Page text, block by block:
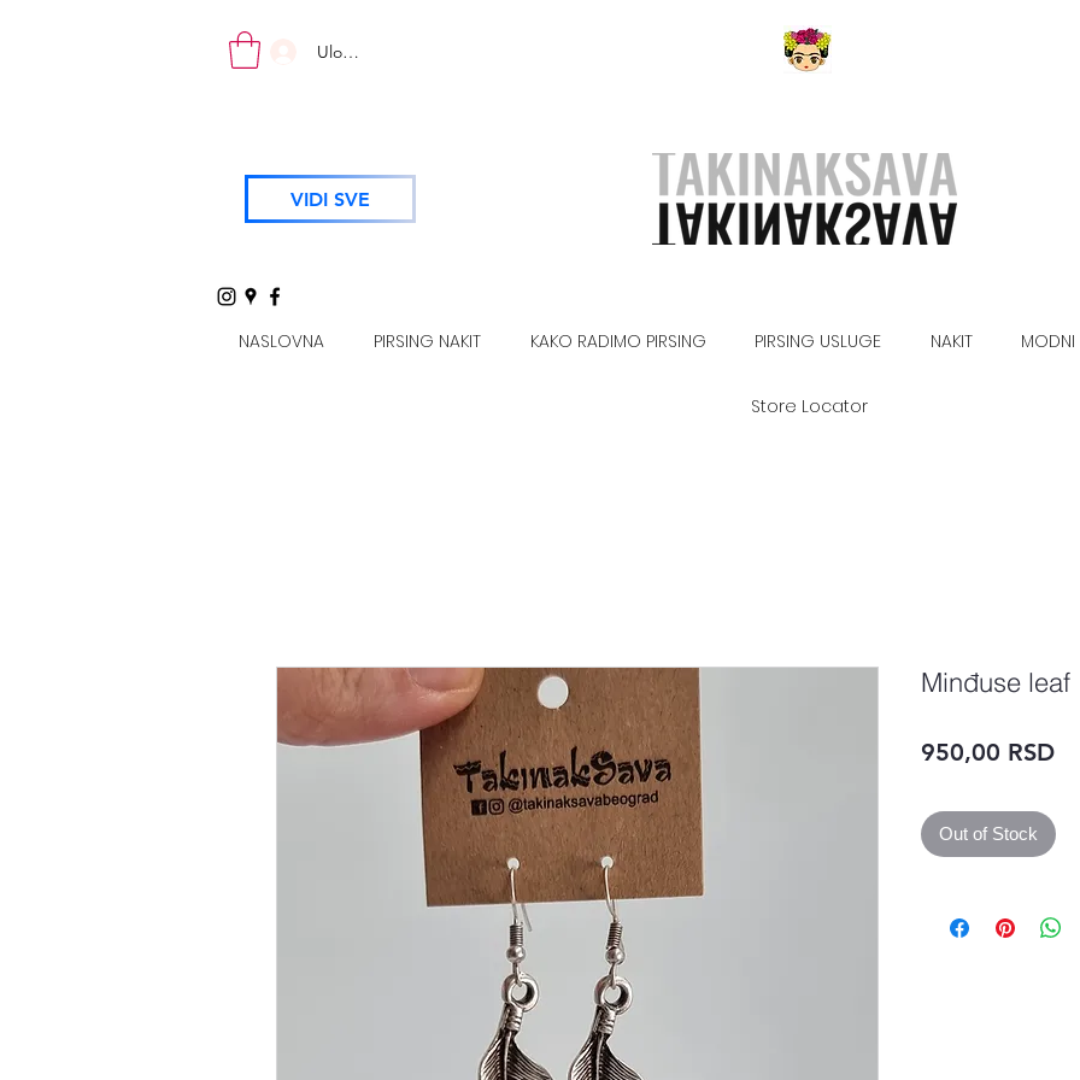
Uloguj se
VIDI SVE
NASLOVNA PIRSING NAKIT KAKO RADIMO PIRSING PIRSING USLUGE NAKIT MODNI
Store Locator
Minđuse leaf
950,00 RSD
Out of Stock